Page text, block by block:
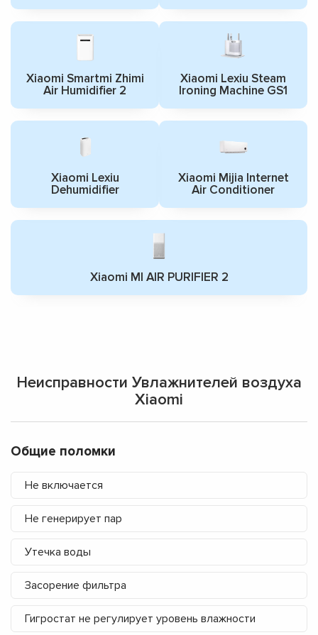
Xiaomi Smartmi Zhimi
Air Humidifier 2
Xiaomi Lexiu Steam
Ironing Machine GS1
Xiaomi Lexiu
Dehumidifier
Xiaomi Mijia Internet
Air Conditioner
Xiaomi MI AIR PURIFIER 2
Неисправности Увлажнителей воздуха
Xiaomi
Общие поломки
Не включается
Не генерирует пар
Утечка воды
Засорение фильтра
Гигростат не регулирует уровень влажности